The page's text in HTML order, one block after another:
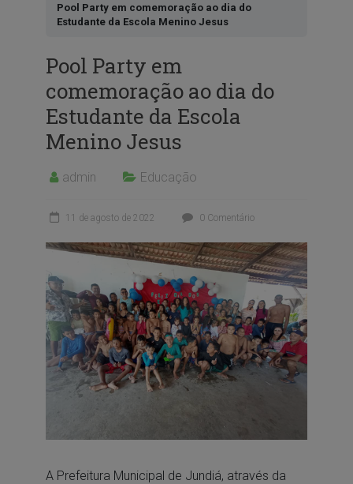
Pool Party em comemoração ao dia do
Estudante da Escola Menino Jesus
Pool Party em
comemoração ao dia do
Estudante da Escola
Menino Jesus
admin Educação
11 de agosto de 2022 0 Comentário
A Prefeitura Municipal de Jundiá, através da